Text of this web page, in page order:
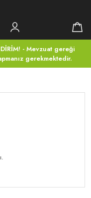
- Mevzuat gereği
gerekmektedir.